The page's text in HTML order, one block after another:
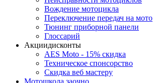
Вождение мотоцикла
Переключение передач на мото
Тюнинг приборной панели
Глоссарий
Акциидисконты
AES Moto - 15% скидка
Техническое спонсорство
Скидка веб мастеру
Мотошкола заочно